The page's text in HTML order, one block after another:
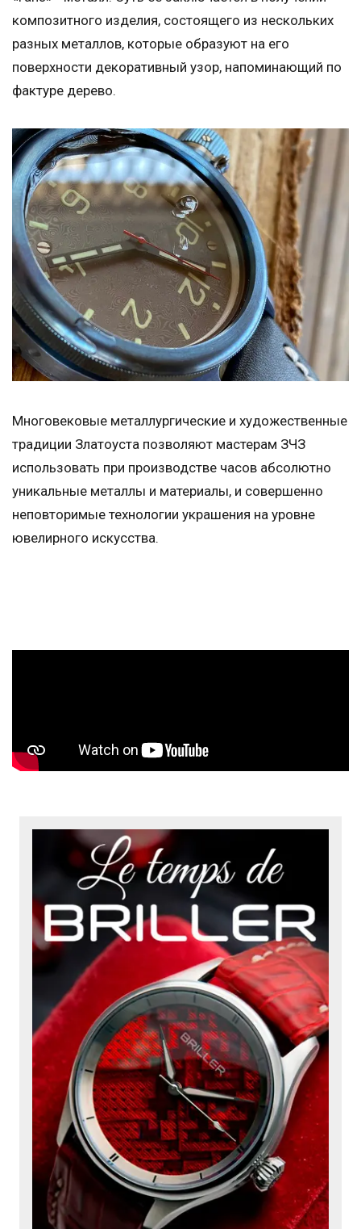
композитного изделия, состоящего из нескольких
разных металлов, которые образуют на его
поверхности декоративный узор, напоминающий по
фактуре дерево.
Многовековые металлургические и художественные
традиции Златоуста позволяют мастерам ЗЧЗ
использовать при производстве часов абсолютно
уникальные металлы и материалы, и совершенно
неповторимые технологии украшения на уровне
ювелирного искусства.